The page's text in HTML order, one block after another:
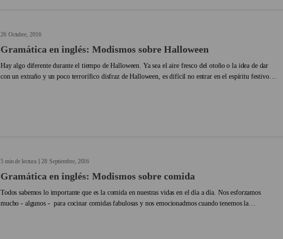
26 Octubre 2016
Gramática en inglés: Modismos sobre Halloween
Hay algo diferente durante el tiempo de Halloween. Ya sea el aire fresco del otoño o la idea de dar
con un extraño y un poco terrorífico disfraz de Halloween, es difícil no entrar en el espíritu festivo.
5 min de lectura 28 Septiembre 2016
Gramática en inglés: Modismos sobre comida
Todos sabemos lo importante que es la comida en nuestras vidas en el día a día. Nos esforzamos
mucho - algunos - para cocinar comidas fabulosas y nos emocionadmos cuando tenemos la